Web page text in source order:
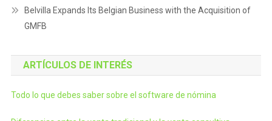
Belvilla Expands Its Belgian Business with the Acquisition of
GMFB
ARTÍCULOS DE INTERÉS
Todo lo que debes saber sobre el software de nómina